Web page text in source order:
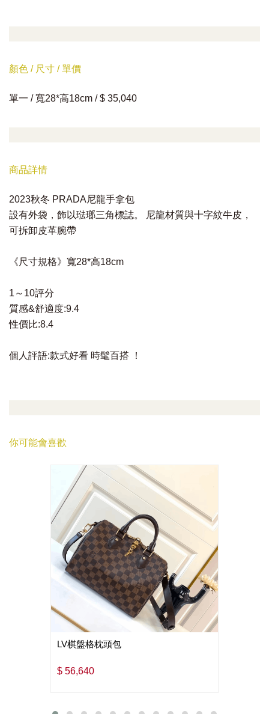
顏色 / 尺寸 / 單價
單一 / 寬28*高18cm / $ 35,040
商品詳情
2023秋冬 PRADA尼龍手拿包
設有外袋，飾以琺瑯三角標誌。 尼龍材質與十字紋牛皮，
可拆卸皮革腕帶
《尺寸規格》寬28*高18cm
1～10評分
質感&舒適度:9.4
性價比:8.4
個人評語:款式好看 時髦百搭 ！
你可能會喜歡
LV棋盤格枕頭包
$ 56,640